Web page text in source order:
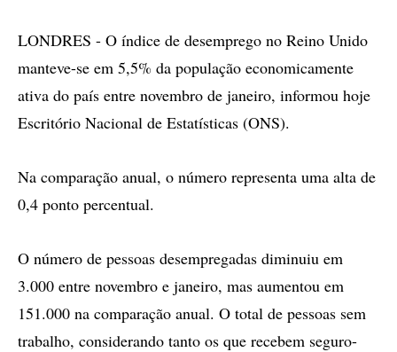
LONDRES - O índice de desemprego no Reino Unido
manteve-se em 5,5% da população economicamente
ativa do país entre novembro de janeiro, informou hoje
Escritório Nacional de Estatísticas (ONS).
Na comparação anual, o número representa uma alta de
0,4 ponto percentual.
O número de pessoas desempregadas diminuiu em
3.000 entre novembro e janeiro, mas aumentou em
151.000 na comparação anual. O total de pessoas sem
trabalho, considerando tanto os que recebem seguro-